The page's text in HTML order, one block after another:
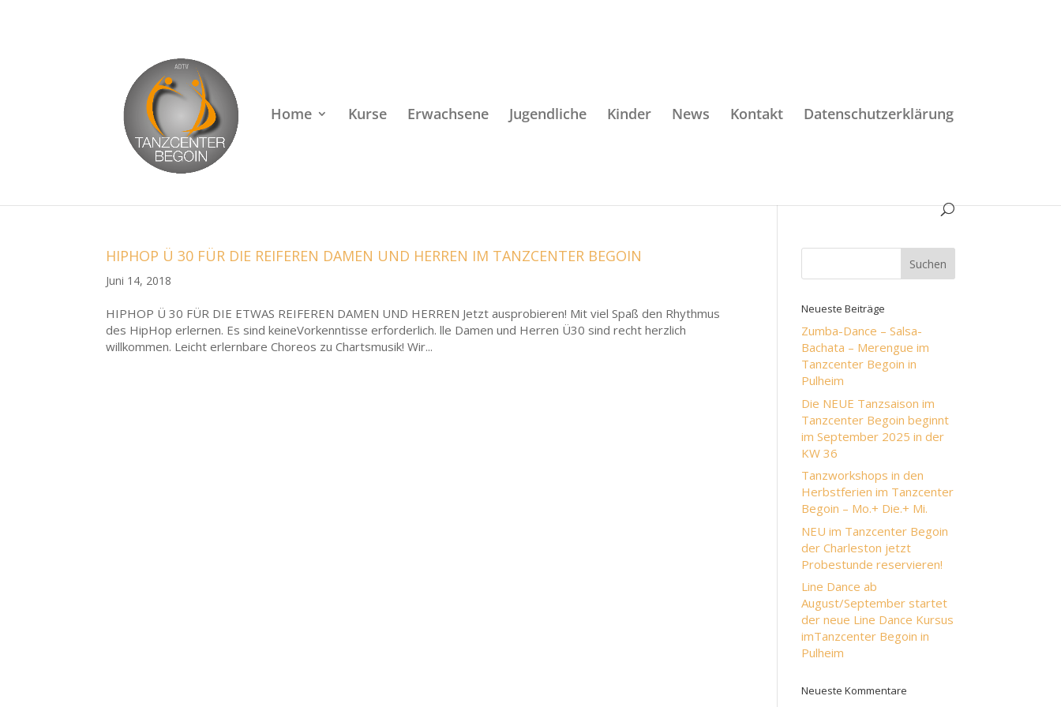
Home Kurse Erwachsene Jugendliche Kinder News Kontakt Datenschutzerklärung
HIPHOP Ü 30 FÜR DIE REIFEREN DAMEN UND HERREN IM TANZCENTER BEGOIN
Juni 14, 2018
HIPHOP Ü 30 FÜR DIE ETWAS REIFEREN DAMEN UND HERREN Jetzt ausprobieren! Mit viel Spaß den Rhythmus
des HipHop erlernen. Es sind keineVorkenntisse erforderlich. lle Damen und Herren Ü30 sind recht herzlich
willkommen. Leicht erlernbare Choreos zu Chartsmusik! Wir...
Neueste Beiträge
Zumba-Dance – Salsa-
Bachata – Merengue im
Tanzcenter Begoin in
Pulheim
Die NEUE Tanzsaison im
Tanzcenter Begoin beginnt
im September 2025 in der
KW 36
Tanzworkshops in den
Herbstferien im Tanzcenter
Begoin – Mo.+ Die.+ Mi.
NEU im Tanzcenter Begoin
der Charleston jetzt
Probestunde reservieren!
Line Dance ab
August/September startet
der neue Line Dance Kursus
imTanzcenter Begoin in
Pulheim
Neueste Kommentare